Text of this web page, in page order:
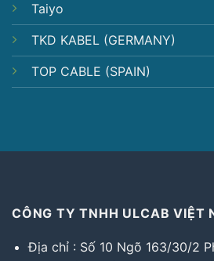
Taiyo
TKD KABEL (GERMANY)
TOP CABLE (SPAIN)
CÔNG TY TNHH ULCAB VIỆT
Địa chỉ : Số 10 Ngõ 163/30/2